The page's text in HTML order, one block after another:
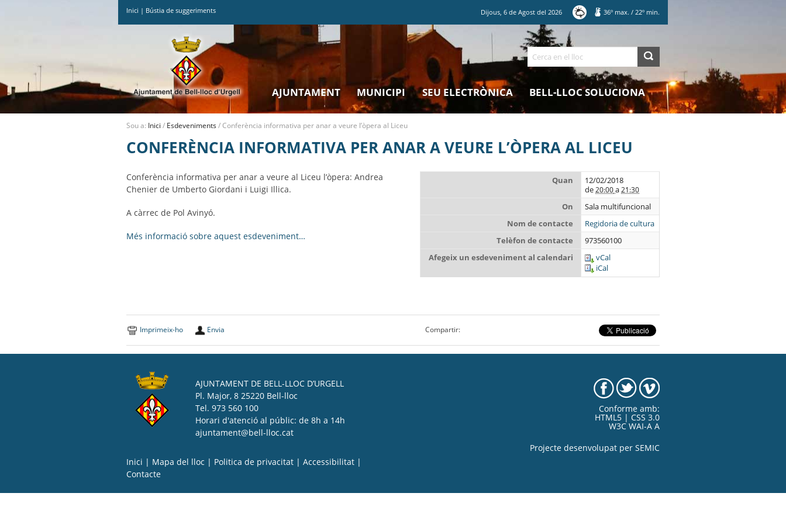
Inici | Bústia de suggeriments Dijous,6 deAgost del2026 36º max. / 22º min.
Cerca
AJUNTAMENT MUNICIPI SEU ELECTRÒNICA BELL-LLOC SOLUCIONA
Sou a: Inici / Esdeveniments/Conferència informativa per anar a veure l’òpera al Liceu
CONFERÈNCIA INFORMATIVA PER ANAR A VEURE L’ÒPERA AL LICEU
Conferència informativa per anar a veure al Liceu l’òpera: Andrea
Chenier de Umberto Giordani i Luigi Illica.
A càrrec de Pol Avinyó.
Més informació sobre aquest esdeveniment…
Quan
12/02/2018
de20:00 a21:30
On
Sala multifuncional
Nom de contacte
Regidoria de cultura
Telèfon de contacte
973560100
Afegeix un esdeveniment al calendari
vCal
iCal
Imprimeix-ho Envia Compartir:
AJUNTAMENT DE BELL-LLOC D’URGELL
Pl. Major, 8 25220 Bell-lloc
Tel. 973 560 100
Horari d'atenció al públic: de 8h a 14h
ajuntament@bell-lloc.cat
Inici | Mapa del lloc | Politica de privacitat | Accessibilitat |
Contacte
Conforme amb:
HTML5 | CSS 3.0
W3C WAI-A A
Projecte desenvolupat per SEMIC